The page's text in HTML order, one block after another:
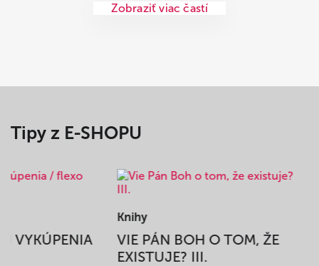
Zobraziť viac častí
Tipy z E-SHOPU
VYKÚPENIA
Knihy
VIE PÁN BOH O TOM, ŽE
EXISTUJE? III.